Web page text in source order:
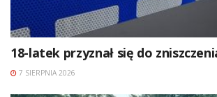
18-latek przyznał się do
7 SIERPNIA 2026